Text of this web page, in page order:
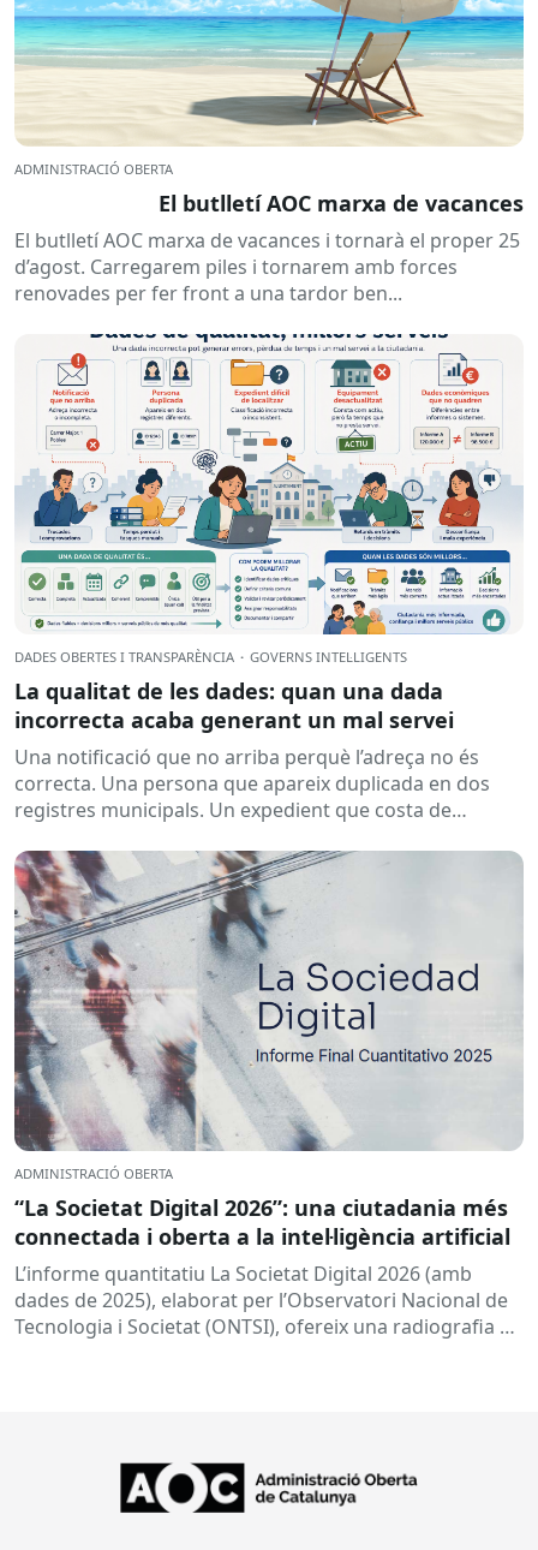
ADMINISTRACIÓ OBERTA
El butlletí AOC marxa de vacances
El butlletí AOC marxa de vacances i tornarà el proper 25
d’agost. Carregarem piles i tornarem amb forces
renovades per fer front a una tardor ben...
DADES OBERTES I TRANSPARÈNCIA · GOVERNS INTEL·LIGENTS
La qualitat de les dades: quan una dada
incorrecta acaba generant un mal servei
Una notificació que no arriba perquè l’adreça no és
correcta. Una persona que apareix duplicada en dos
registres municipals. Un expedient que costa de
ADMINISTRACIÓ OBERTA
“La Societat Digital 2026”: una ciutadania més
connectada i oberta a la intel·ligència artificial
L’informe quantitatiu La Societat Digital 2026 (amb
dades de 2025), elaborat per l’Observatori Nacional de
Tecnologia i Societat (ONTSI), ofereix una radiografia de